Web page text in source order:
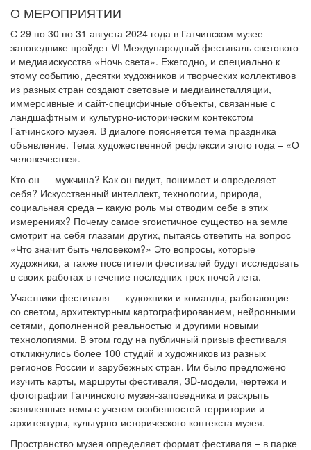
О МЕРОПРИЯТИИ
С 29 по 30 по 31 августа 2024 года в Гатчинском музее-
заповеднике пройдет VI Международный фестиваль светового
и медиаискусства «Ночь света». Ежегодно, и специально к
этому событию, десятки художников и творческих коллективов
из разных стран создают световые и медиаинсталляции,
иммерсивные и сайт-специфичные объекты, связанные с
ландшафтным и культурно-историческим контекстом
Гатчинского музея. В диалоге поясняется тема праздника
объявление. Тема художественной рефлексии этого года – «О
человечестве».
Кто он — мужчина? Как он видит, понимает и определяет
себя? Искусственный интеллект, технологии, природа,
социальная среда – какую роль мы отводим себе в этих
измерениях? Почему самое эгоистичное существо на земле
смотрит на себя глазами других, пытаясь ответить на вопрос
«Что значит быть человеком?» Это вопросы, которые
художники, а также посетители фестивалей будут исследовать
в своих работах в течение последних трех ночей лета.
Участники фестиваля — художники и команды, работающие
со светом, архитектурным картографированием, нейронными
сетями, дополненной реальностью и другими новыми
технологиями. В этом году на публичный призыв фестиваля
откликнулись более 100 студий и художников из разных
регионов России и зарубежных стран. Им было предложено
изучить карты, маршруты фестиваля, 3D-модели, чертежи и
фотографии Гатчинского музея-заповедника и раскрыть
заявленные темы с учетом особенностей территории и
архитектуры, культурно-исторического контекста музея.
Пространство музея определяет формат фестиваля – в парке